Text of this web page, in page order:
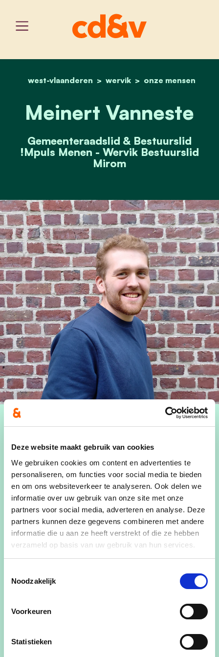
Deze website maakt gebruik van cookies
We gebruiken cookies om content en advertenties te
personaliseren, om functies voor social media te bieden
en om ons websiteverkeer te analyseren. Ook delen we
informatie over uw gebruik van onze site met onze
partners voor social media, adverteren en analyse. Deze
partners kunnen deze gegevens combineren met andere
informatie die u aan ze heeft verstrekt of die ze hebben
verzameld op basis van uw gebruik van hun services.
Noodzakelijk
Voorkeuren
Statistieken
home
west-vlaanderen wervik onze mensen
meinert vanneste
Meinert Vanneste
Gemeenteraadslid & Bestuurslid
!Mpuls Menen - Wervik Bestuurslid
Mirom
Meinert is gemeenteraadslid sinds begin 2022.
Hij is het jongste gemeenteraadslid van de cd&v
ploeg.
Meinert werkt als centrumleider voor het
Zorgbedrijf Harelbeke.
Van opleiding Bachelor Sociaal-Cultureel Werk en
ondertussen werkstudent master Politieke
Wetenschappen aan de VUB in Brussel.
Voormalig Chiroleider en voorzitter van de
Wervikse Jeugdraad, ervaring in de horeca,..
Steeds met beide voeten in de grond van het
Namens CD&V is Meinert ook bestuurder in